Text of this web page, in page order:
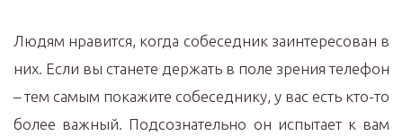
Людям нравится, когда собеседник заинтересован в
них. Если вы станете держать в поле зрения телефон
– тем самым покажите собеседнику, у вас есть кто-то
более важный. Подсознательно он испытает к вам